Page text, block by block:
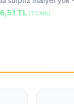
TL (TCMB)